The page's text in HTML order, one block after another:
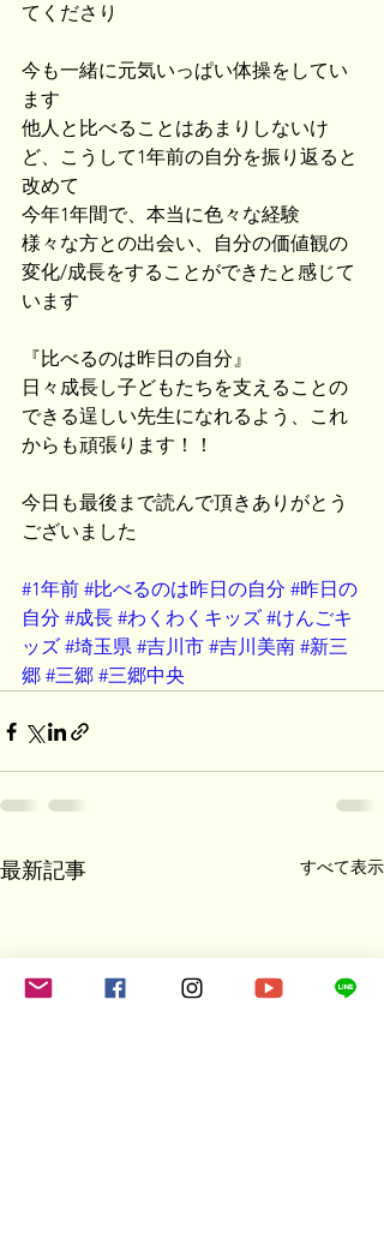
てくださり
今も一緒に元気いっぱい体操をしてい
ます
他人と比べることはあまりしないけ
ど、こうして1年前の自分を振り返ると
改めて
今年1年間で、本当に色々な経験
様々な方との出会い、自分の価値観の
変化/成長をすることができたと感じて
います
『比べるのは昨日の自分』
日々成長し子どもたちを支えることの
できる逞しい先生になれるよう、これ
からも頑張ります！！
今日も最後まで読んで頂きありがとう
ございました
#1年前 #比べるのは昨日の自分 #昨日の
自分 #成長 #わくわくキッズ #けんごキ
ッズ #埼玉県 #吉川市 #吉川美南 #新三
郷 #三郷 #三郷中央
最新記事 すべて表示